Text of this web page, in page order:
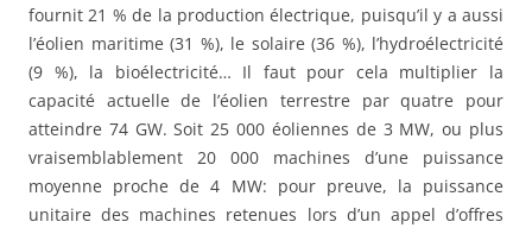
fournit 21 % de la production électrique, puisqu’il y a aussi
l’éolien maritime (31 %), le solaire (36 %), l’hydroélectricité
(9 %), la bioélectricité… Il faut pour cela multiplier la
capacité actuelle de l’éolien terrestre par quatre pour
atteindre 74 GW. Soit 25 000 éoliennes de 3 MW, ou plus
vraisemblablement 20 000 machines d’une puissance
moyenne proche de 4 MW: pour preuve, la puissance
unitaire des machines retenues lors d’un appel d’offres